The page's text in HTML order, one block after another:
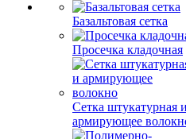
Базальтовая сетка
Просечка кладочная
Сетка штукатурная и
армирующее